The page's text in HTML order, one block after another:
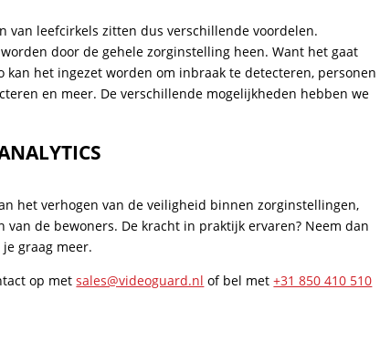
van leefcirkels zitten dus verschillende voordelen.
door de gehele zorginstelling heen. Want het gaat
het ingezet worden om inbraak te detecteren, personen
en meer. De verschillende mogelijkheden hebben we
het verhogen van de veiligheid binnen zorginstellingen,
de bewoners. De kracht in praktijk ervaren? Neem dan
graag meer.
op metsales@videoguard.nl of bel met+31 850 410 510